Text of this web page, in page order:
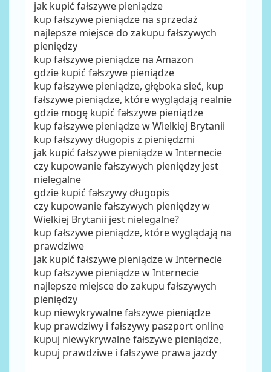
jak kupić fałszywe pieniądze
kup fałszywe pieniądze na sprzedaż
najlepsze miejsce do zakupu fałszywych
pieniędzy
kup fałszywe pieniądze na Amazon
gdzie kupić fałszywe pieniądze
kup fałszywe pieniądze, głęboka sieć, kup
fałszywe pieniądze, które wyglądają realnie
gdzie mogę kupić fałszywe pieniądze
kup fałszywe pieniądze w Wielkiej Brytanii
kup fałszywy długopis z pieniędzmi
jak kupić fałszywe pieniądze w Internecie
czy kupowanie fałszywych pieniędzy jest
nielegalne
gdzie kupić fałszywy długopis
czy kupowanie fałszywych pieniędzy w
Wielkiej Brytanii jest nielegalne?
kup fałszywe pieniądze, które wyglądają na
prawdziwe
jak kupić fałszywe pieniądze w Internecie
kup fałszywe pieniądze w Internecie
najlepsze miejsce do zakupu fałszywych
pieniędzy
kup niewykrywalne fałszywe pieniądze
kup prawdziwy i fałszywy paszport online
kupuj niewykrywalne fałszywe pieniądze,
kupuj prawdziwe i fałszywe prawa jazdy